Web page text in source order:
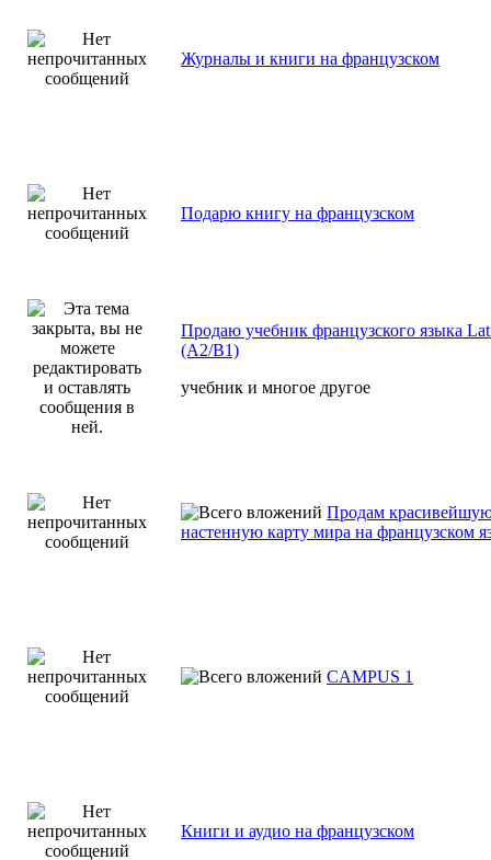
Журналы и книги на французском
Подарю книгу на французском
Продаю учебник французского языка
(A2/B1)
учебник и многое другое
Продам
настенную карту мира на французском
CAMPUS 1
Книги и аудио на французском